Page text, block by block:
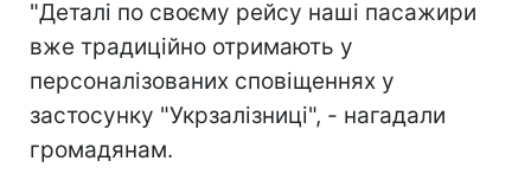
"Деталі по своєму рейсу наші пасажири
вже традиційно отримають у
персоналізованих сповіщеннях у
застосунку "Укрзалізниці", - нагадали
громадянам.